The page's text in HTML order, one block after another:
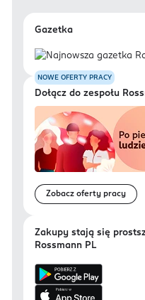
Gazetka
NOWE OFERTY PRACY
Dołącz do zespołu
Zobacz oferty pracy
Zakupy stają się
Rossmann PL